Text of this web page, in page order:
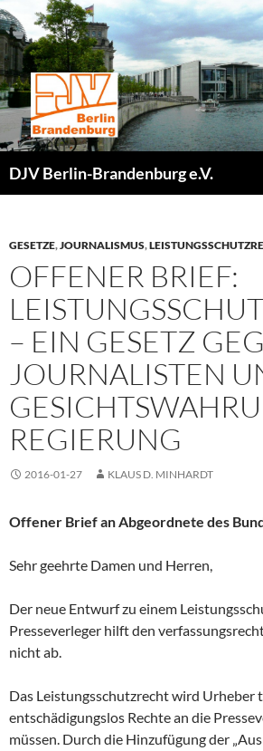
Zum
Inhalt
springen
DJV Berlin-Brandenburg e.V.
GESETZE,JOURNALISMUS,
OFFENER BRIEF:
– EIN GESETZ
JOURNALISTEN
REGIERUNG
2016-01-27 KLAUS D. MINHARDT
Offener Brief an Abgeordnete des
Sehr geehrte Damen und Herren,
Der neue Entwurf zu einem
Presseverleger hilft den
nicht ab.
Das Leistungsschutzrecht wird Urheber
entschädigungslos Rechte an die
müssen. Durch die Hinzufügung der